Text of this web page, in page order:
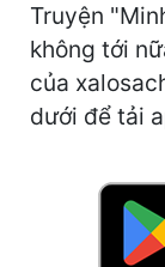
Dị Năng
Gia Đấu
Góc Nhìn Nam
Truyện
không tới
của
dưới để tải